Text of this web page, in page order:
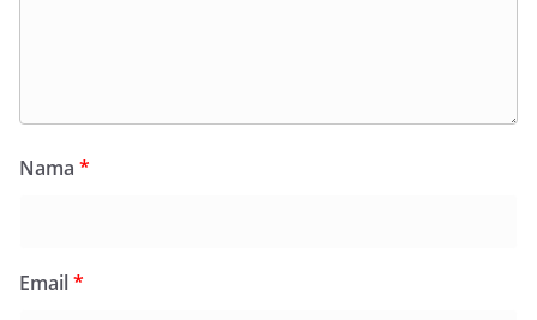
Nama *
Email*